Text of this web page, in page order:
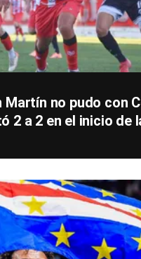
Martín no pudo con
2 a 2 en el inicio de